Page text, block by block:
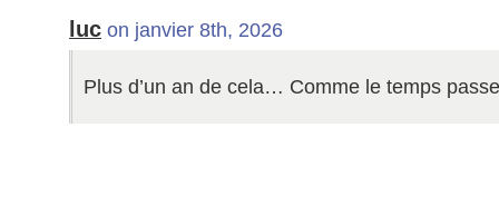
luc on janvier 8th, 2026
Plus d’un an de cela… Comme le temps